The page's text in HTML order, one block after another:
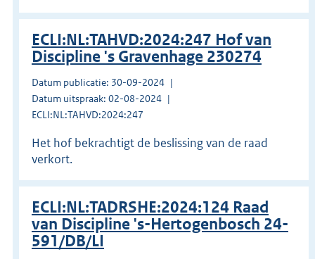
ECLI:NL:TAHVD:2024:247 Hof van
Discipline 's Gravenhage 230274
Datum publicatie: 30-09-2024
Datum uitspraak: 02-08-2024
ECLI:NL:TAHVD:2024:247
Het hof bekrachtigt de beslissing van de raad
verkort.
ECLI:NL:TADRSHE:2024:124 Raad
van Discipline 's-Hertogenbosch 24-
591/DB/LI